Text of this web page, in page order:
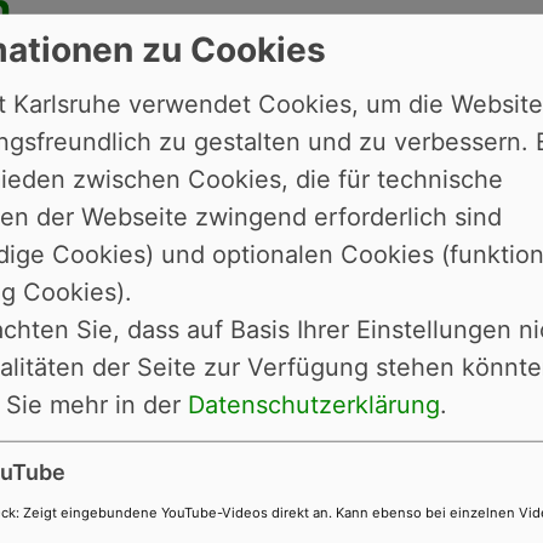
müssen Sie sich innerhalb von zwei
Wohnort anmelden.
Wohnsitzanmeldung in Baden-
bestimmten Voraussetzungen (siehe
Seite der Wohnsitzanmeldung, ob in
mit Videochat im Virtuellen Amt
und ein Behördengang ist nicht mehr
zu Cookies
Karlsruhe verwendet Cookies, um die Website
zu gestalten und zu verbessern.
zwischen Cookies, die für technische
der Webseite zwingend erforderlich sind
Cookies) und optionalen Cookies
Cookies).
Sie, dass auf Basis Ihrer Einstellungen
der Seite zur Verfügung stehen
mehr in der Datenschutzerklärung.
: Zeigt eingebundene YouTube-Videos direkt an. Kann ebenso bei einzelnen